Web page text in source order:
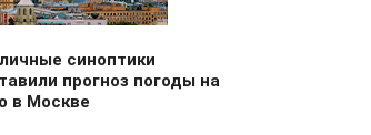
синоптики
прогноз погоды на
в Москве